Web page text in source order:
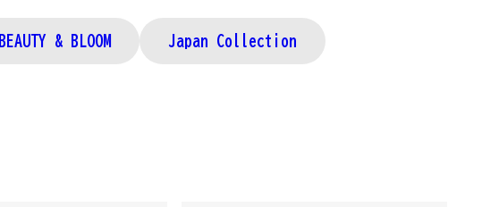
BEAUTY & BLOOM Japan Collection